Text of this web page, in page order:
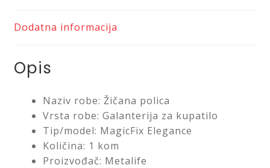
Dodatna informacija
Opis
Naziv robe: Žičana polica
Vrsta robe: Galanterija za kupatilo
Tip/model: MagicFix Elegance
Količina: 1 kom
Proizvođač: Metalife